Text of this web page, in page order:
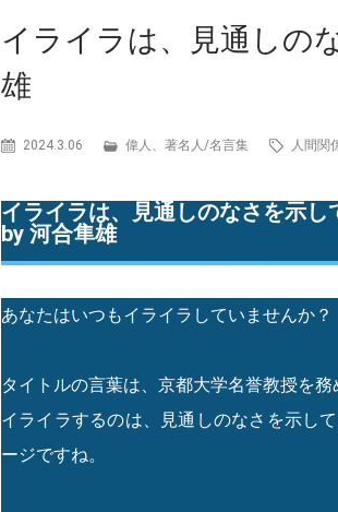
イライラは、見通しの
雄
2024.3.06 偉人、著名人/名言集 人間関
イライラは、見通しのなさを示し
by 河合隼雄
あなたはいつもイライラしていませんか？
タイトルの言葉は、京都大学名誉教授を
イライラするのは、見通しのなさを示し
ージですね。